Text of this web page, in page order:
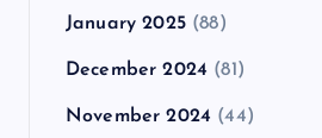
January 2025(88)
December 2024 (81)
November 2024 (44)